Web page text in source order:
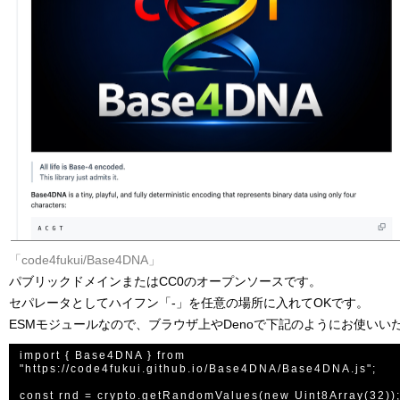
「code4fukui/Base4DNA」
パブリックドメインまたはCC0のオープンソースです。
セパレータとしてハイフン「-」を任意の場所に入れてOKです。
ESMモジュールなので、ブラウザ上やDenoで下記のようにお使いい
import { Base4DNA } from
"https://code4fukui.github.io/Base4DNA/Base4DNA.js";
const rnd = crypto.getRandomValues(new Uint8Array(32));